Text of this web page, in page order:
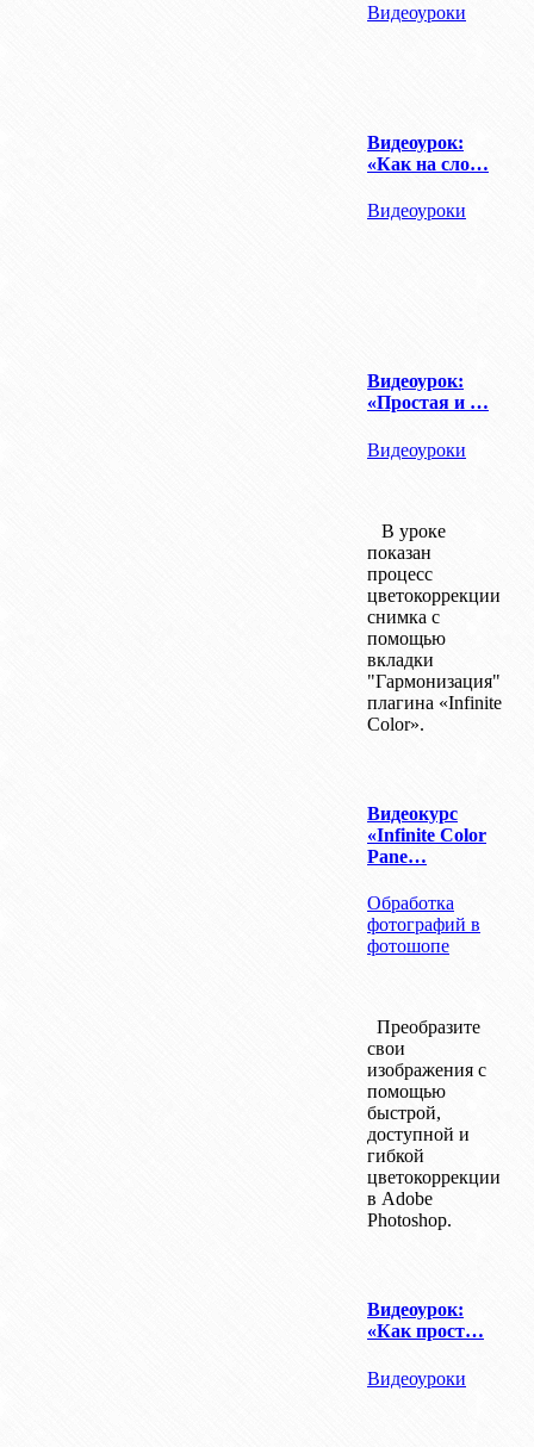
Видеоуроки
Видеоурок:
«Как на сло…
Видеоуроки
Видеоурок:
«Простая и …
Видеоуроки
В уроке
показан
процесс
цветокоррекции
снимка с
помощью
вкладки
"Гармонизация"
плагина «Infinite
Color».
Видеокурс
«Infinite Color
Pane…
Обработка
фотографий в
фотошопе
Преобразите
свои
изображения с
помощью
быстрой,
доступной и
гибкой
цветокоррекции
в Adobe
Photoshop.
Видеоурок:
«Как прост…
Видеоуроки